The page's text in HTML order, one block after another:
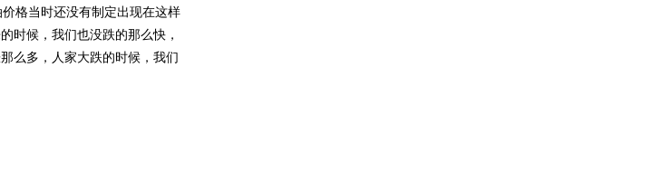
格当时还没有制定出现在这样
时候，我们也没跌的那么快，
么多，人家大跌的时候，我们